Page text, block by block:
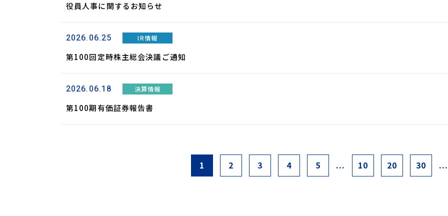
役員人事に関するお知らせ
2026.06.25 IR情報
第100回定時株主総会決議ご通知
2026.06.18 決算情報
第100期有価証券報告書
1 2 3 4 5 ... 10 20 30 ...